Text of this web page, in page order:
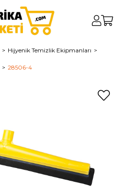
Hijyenik Temizlik Ekipmanları
28506-4